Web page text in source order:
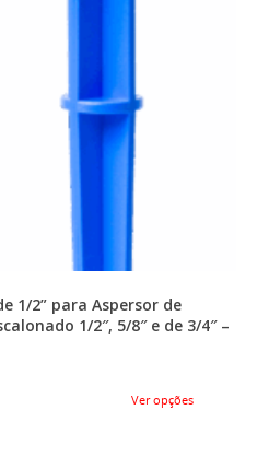
1/2” para Aspersor de
1/2″, 5/8″ e de 3/4″ –
Ver opções